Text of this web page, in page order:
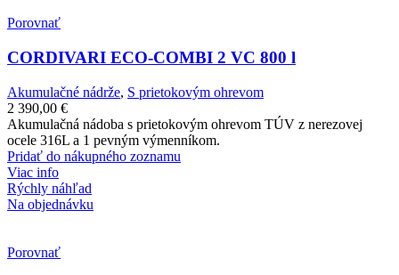
Porovnať
CORDIVARI ECO-COMBI 2 VC 800 l
Akumulačné nádrže, S prietokovým ohrevom
2 390,00 €
Akumulačná nádoba s prietokovým ohrevom TÚV z nerezovej
ocele 316L a 1 pevným výmenníkom.
Pridať do nákupného zoznamu
Viac info
Rýchly náhľad
Na objednávku
Porovnať